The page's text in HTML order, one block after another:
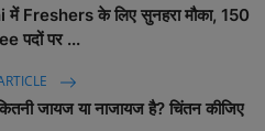
Freshers के लिए सुनहरा मौका, 150
पदों पर ...
जायज या नाजायज है? चिंतन कीजिए